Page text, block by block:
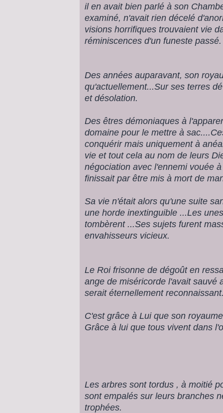
il en avait bien parlé à son
examiné, n'avait rien décelé
visions horrifiques trouvaient vie
réminiscences d'un funeste passé.
Des années auparavant, son
qu'actuellement...Sur ses terres
et désolation.
Des êtres démoniaques à
domaine pour le mettre à
conquérir mais uniquement à
vie et tout cela au nom de leurs
négociation avec l'ennemi vouée
finissait par être mis à mort de
Sa vie n'était alors qu'une suite
une horde inextinguible ...Les
tombèrent ...Ses sujets furent
envahisseurs vicieux.
Le Roi frisonne de dégoût en
ange de miséricorde l'avait sauvé
serait éternellement
C'est grâce à Lui que son
Grâce à lui que tous vivent dans
Les arbres sont tordus , à moitié
sont empalés sur leurs branches
trophées.